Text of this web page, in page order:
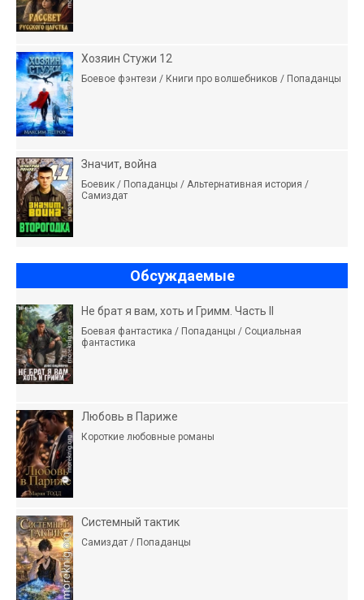
Хозяин Стужи 12
Боевое фэнтези / Книги про волшебников / Попаданцы
Значит, война
Боевик / Попаданцы / Альтернативная история /
Самиздат
Обсуждаемые
Не брат я вам, хоть и Гримм. Часть II
Боевая фантастика / Попаданцы / Социальная
фантастика
Любовь в Париже
Короткие любовные романы
Системный тактик
Самиздат / Попаданцы